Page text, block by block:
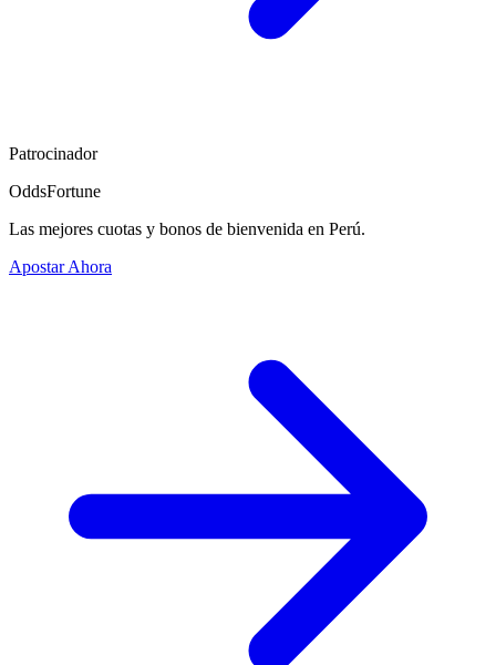
Patrocinador
OddsFortune
Las mejores cuotas y bonos de bienvenida en Perú.
Apostar Ahora